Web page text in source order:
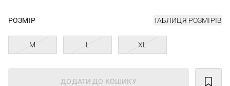
РОЗМІР ТАБЛИЦЯ РОЗМІРІВ
M L XL
ДОДАТИ ДО КОШИКУ